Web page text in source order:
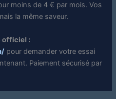
moins de 4 € par mois. Vos
la même saveur.
officiel :
pour demander votre essai
Paiement sécurisé par